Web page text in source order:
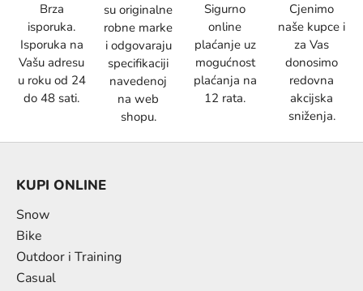
Brza
isporuka.
Isporuka na
Vašu adresu
u roku od 24
do 48 sati.
su originalne
robne marke
i odgovaraju
specifikaciji
navedenoj
na web
shopu.
Sigurno
online
plaćanje uz
mogućnost
plaćanja na
12 rata.
Cjenimo
naše kupce i
za Vas
donosimo
redovna
akcijska
sniženja.
KUPI ONLINE
Snow
Bike
Outdoor i Training
Casual